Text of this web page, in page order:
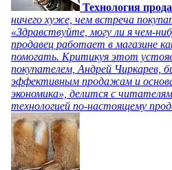
Технология
ничего хуже, чем встреча
«Здравствуйте, могу ли я чем-
продавец работает в магазине
помогать. Критикуя этот
покупателем, Андрей Чиркарев,
эффективным продажам и
экономика», делится с
технологией по-настоящему